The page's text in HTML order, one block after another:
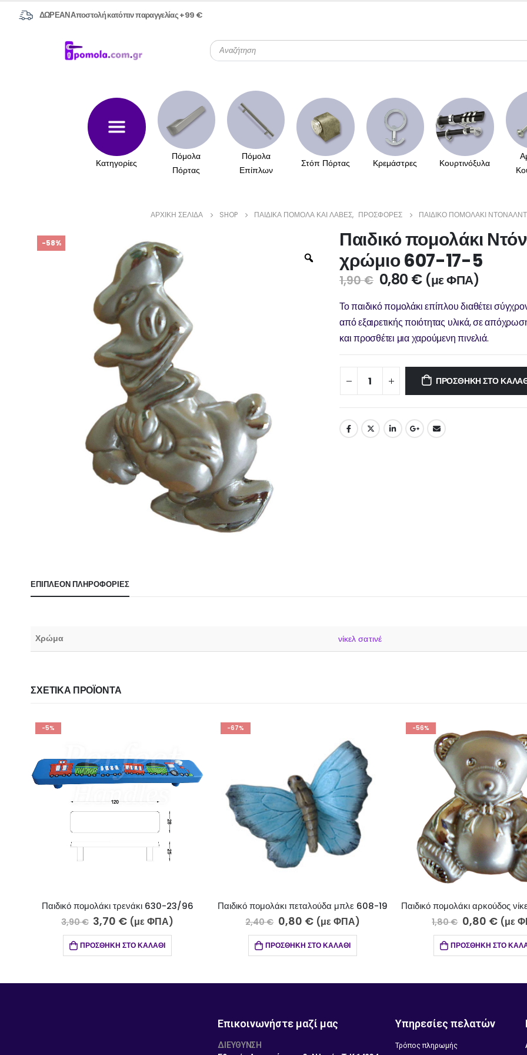
ΔΩΡΕΑΝ Αποστολή κατόπιν παραγγελίας +99 €
Κατηγορίες
Πόμολα
Πόρτας
Πόμολα
Επίπλων
Στόπ Πόρτας Κρεμάστρες Κουρτινόξυλα
ΑΡΧΙΚΉ ΣΕΛΊΔΑ SHOP ΠΑΙΔΙΚΆ ΠΟΜΟΛΑ ΚΑΙ ΛΑΒΈΣ, ΠΡΟΣΦΟΡΈΣ ΠΑΙΔΙΚΌ ΠΟΜΟΛΆΚΙ
-58%
Παιδικό πομολάκι
χρώμιο 607-17-5
1,90€ 0,80 € (με ΦΠΑ)
Το παιδικό πομολάκι επίπλου διαθέτει
από εξαιρετικής ποιότητας υλικά, σε
και προσθέτει μια χαρούμενη πινελιά.
ΠΡΟΣΘΉΚΗ ΣΤΟ
ΕΠΙΠΛΈΟΝ ΠΛΗΡΟΦΟΡΊΕΣ
Χρώμα νίκελ σατινέ
ΣΧΕΤΙΚΆ ΠΡΟΪΌΝΤΑ
Παιδικό πομολάκι πεταλούδα μπλε 608-19
2,40€ 0,80€(με ΦΠΑ)
ΠΡΟΣΘΉΚΗ ΣΤΟ ΚΑΛΆΘΙ
Παιδικό πομολάκι αρκούδος νίκελ σατινέ- χρώμιο 604-17-5
1,80€ 0,80€(με ΦΠΑ)
ΠΡΟΣΘΉΚΗ ΣΤΟ ΚΑΛΆΘΙ
2,40€ 0,80
ΠΡΟΣΘΉΚΗ
Επικοινωνήστε μαζί μας
ΔΙΕΎΘΥΝΣΗ
Υπηρεσίες πελατών
Τρόπος πληρωμής